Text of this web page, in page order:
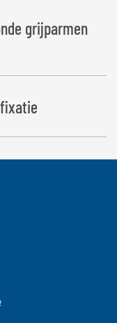
grijparmen